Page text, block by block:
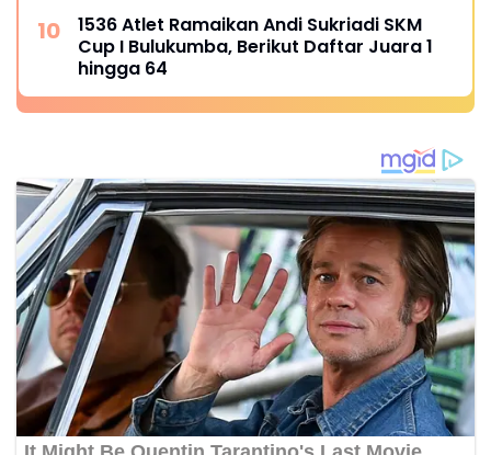
1536 Atlet Ramaikan Andi Sukriadi SKM
Cup I Bulukumba, Berikut Daftar Juara 1
hingga 64